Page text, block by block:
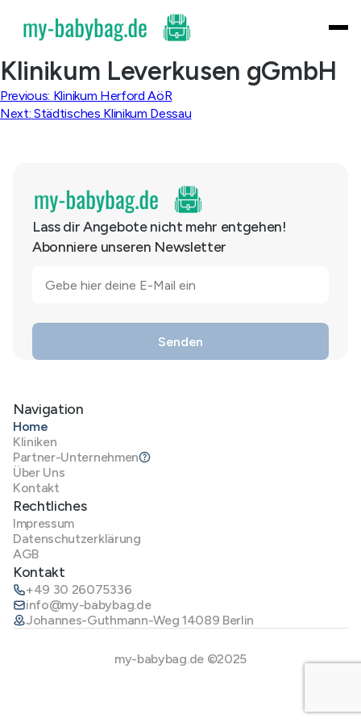
content
Klinikum Leverkusen gGmbH
Beitragsnavigation
Previous: Klinikum Herford AöR
Next: Städtisches Klinikum Dessau
Lass dir Angebote nicht mehr entgehen!
Abonniere unseren Newsletter
Navigation
Home
Kliniken
Partner-Unternehmen
Über Uns
Kontakt
Rechtliches
Impressum
Datenschutzerklärung
AGB
Kontakt
+49 30 26075336
info@my-babybag.de
Johannes-Guthmann-Weg 14089 Berlin
my-babybag.de ©2025